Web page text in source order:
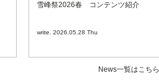
雪峰祭2026春 コンテンツ紹介
write. 2026.05.28 Thu
News一覧はこちら